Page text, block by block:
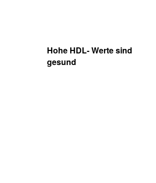
Hohe HDL- Werte sind
gesund